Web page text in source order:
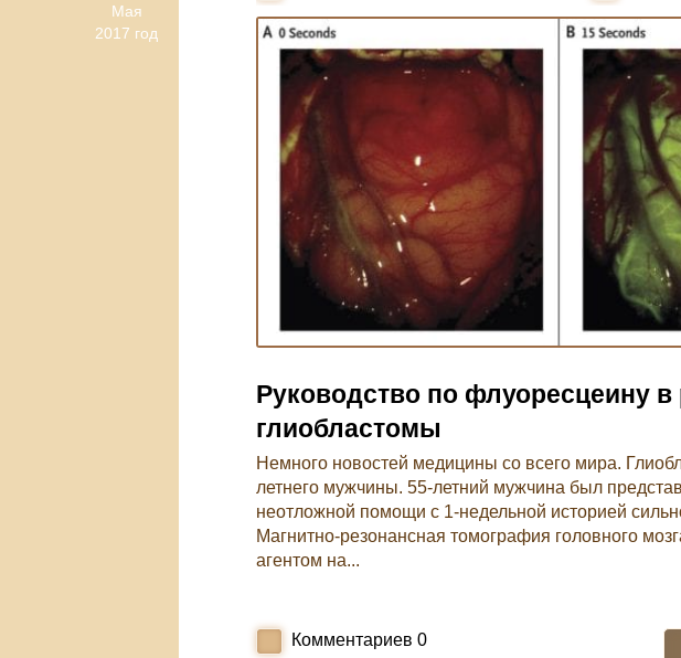
Мая
2017 год
Руководство по флуоресцеину в
глиобластомы
Немного новостей медицины со всего мира.
летнего мужчины. 55-летний мужчина был
неотложной помощи с 1-недельной историей
Магнитно-резонансная томография головного
агентом на...
Комментариев 0